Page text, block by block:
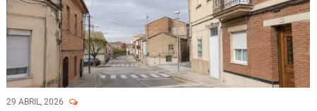
29 ABRIL, 2026